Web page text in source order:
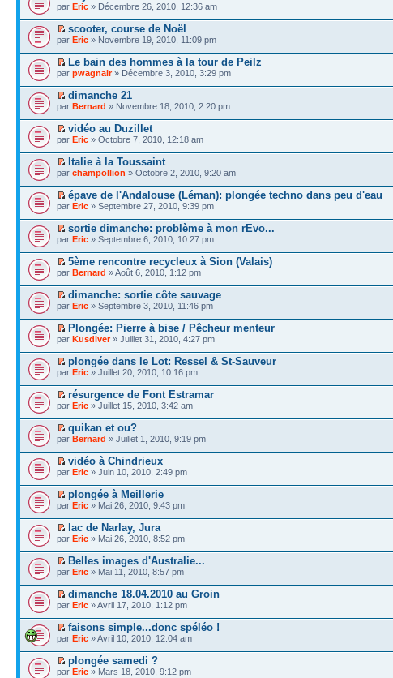
par Eric » Décembre 26, 2010, 12:36 am
scooter, course de Noël
par Eric » Novembre 19, 2010, 11:09 pm
Le bain des hommes à la tour de Peilz
par pwagnair» Décembre 3, 2010, 3:29 pm
dimanche 21
par Bernard » Novembre 18, 2010, 2:20 pm
vidéo au Duzillet
par Eric » Octobre 7, 2010, 12:18 am
Italie à la Toussaint
par champollion » Octobre 2, 2010, 9:20 am
épave de l'Andalouse (Léman): plongée techno dans peu d'eau
par Eric » Septembre 27, 2010, 9:39 pm
sortie dimanche: problème à mon rEvo...
par Eric » Septembre 6, 2010, 10:27 pm
5ème rencontre recycleux à Sion (Valais)
par Bernard » Août 6, 2010, 1:12 pm
dimanche: sortie côte sauvage
par Eric » Septembre 3, 2010, 11:46 pm
Plongée: Pierre à bise / Pêcheur menteur
par Kusdiver» Juillet 31, 2010, 4:27 pm
plongée dans le Lot: Ressel & St-Sauveur
par Eric » Juillet 20, 2010, 10:16 pm
résurgence de Font Estramar
par Eric » Juillet 15, 2010, 3:42 am
quikan et ou?
par Bernard » Juillet 1, 2010, 9:19 pm
vidéo à Chindrieux
par Eric » Juin 10, 2010, 2:49 pm
plongée à Meillerie
par Eric » Mai 26, 2010, 9:43 pm
lac de Narlay, Jura
par Eric » Mai 26, 2010, 8:52 pm
Belles images d'Australie...
par Eric » Mai 11, 2010, 8:57 pm
dimanche 18.04.2010 au Groin
par Eric » Avril 17, 2010, 1:12 pm
faisons simple...donc spéléo !
par Eric » Avril 10, 2010, 12:04 am
plongée samedi ?
par Eric » Mars 18, 2010, 9:12 pm